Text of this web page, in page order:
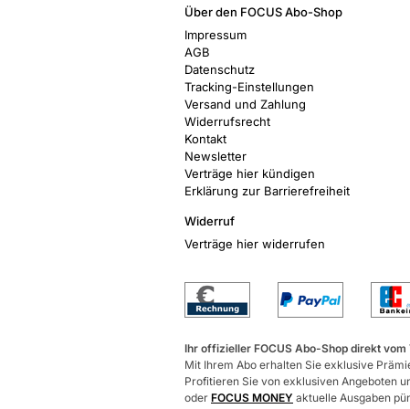
Über den FOCUS Abo-Shop
Impressum
AGB
Datenschutz
Tracking-Einstellungen
Versand und Zahlung
Widerrufsrecht
Kontakt
Newsletter
Verträge hier kündigen
Erklärung zur Barrierefreiheit
Widerruf
Verträge hier widerrufen
Ihr offizieller FOCUS Abo-Shop direkt vom
Mit Ihrem Abo erhalten Sie exklusive
Profitieren Sie von exklusiven Angeboten
oder FOCUS MONEY aktuelle Ausgaben